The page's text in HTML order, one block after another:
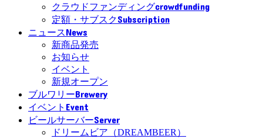
クラウドファンディングcrowdfunding
定額・サブスクSubscription
ニュースNews
新商品発売
お知らせ
イベント
新規オープン
ブルワリーBrewery
イベント Event
ビールサーバーServer
ドリームビア（DREAMBEER）